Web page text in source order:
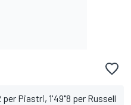
per Piastri, 1'49"8 per Russell